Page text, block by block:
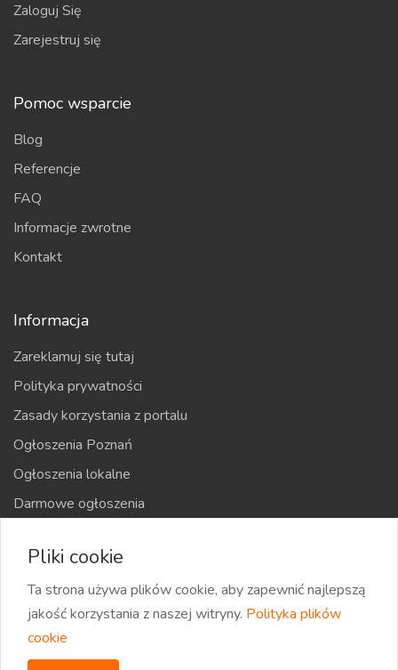
Zaloguj Się
Zarejestruj się
Pomoc wsparcie
Blog
Referencje
FAQ
Informacje zwrotne
Kontakt
Informacja
Zareklamuj się tutaj
Polityka prywatności
Zasady korzystania z portalu
Ogłoszenia Poznań
Ogłoszenia lokalne
Darmowe ogłoszenia
Mapa strony
2026 eOglaszamy | Wszystkie prawa zastrzeżone
Pliki cookie
Ta strona używa plików cookie, aby zapewnić najlepszą
jakość korzystania z naszej witryny. Polityka plików
cookie